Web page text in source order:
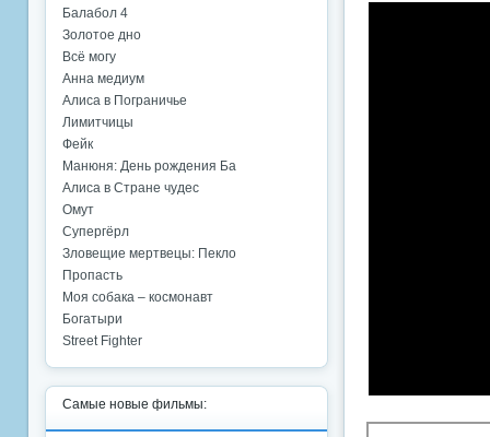
Балабол 4
Золотое дно
Всё могу
Анна медиум
Алиса в Пограничье
Лимитчицы
Фейк
Манюня: День рождения Ба
Алиса в Стране чудес
Омут
Супергёрл
Зловещие мертвецы: Пекло
Пропасть
Моя собака – космонавт
Богатыри
Street Fighter
Самые новые фильмы: